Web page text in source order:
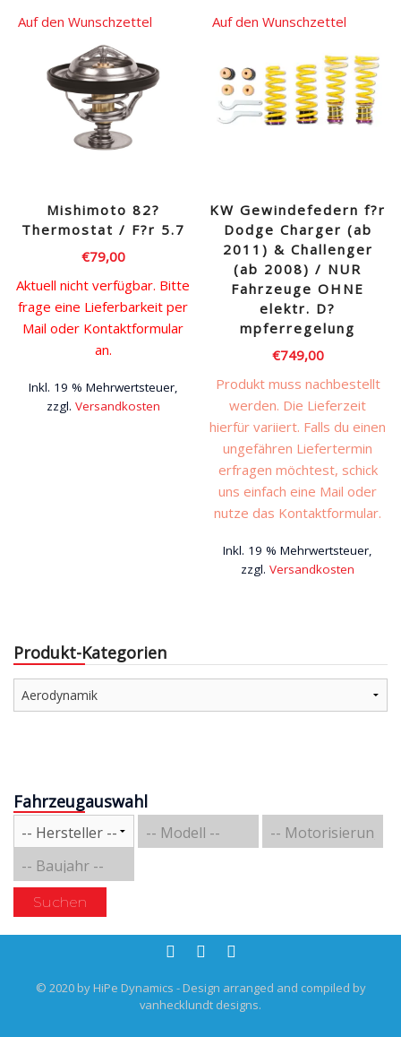
Mishimoto 82?
Thermostat / F?r 5.7
€79,00
Aktuell nicht verfügbar. Bitte
frage eine Lieferbarkeit per
Mail oder Kontaktformular
an.
Inkl. 19 % Mehrwertsteuer,
zzgl. Versandkosten
Auf den Wunschzettel
KW Gewindefedern f?r
Dodge Charger (ab
2011) & Challenger
(ab 2008) / NUR
Fahrzeuge OHNE
elektr. D?
mpferregelung
€749,00
Produkt muss nachbestellt
werden. Die Lieferzeit
hierfür variiert. Falls du einen
ungefähren Liefertermin
erfragen möchtest, schick
uns einfach eine Mail oder
nutze das Kontaktformular.
Inkl. 19 % Mehrwertsteuer,
zzgl.Versandkosten
Auf den Wunschzettel
Produkt-Kategorien
Fahrzeugauswahl
Suchen
© 2020 by HiPe Dynamics - Design arranged and compiled by
vanhecklundt designs.